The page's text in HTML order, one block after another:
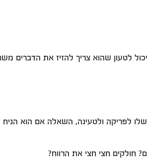
לטעון שהוא צריך להזיז את הדברים
לכל אחד מול הפתח שלו לפריקה ולטעינה,